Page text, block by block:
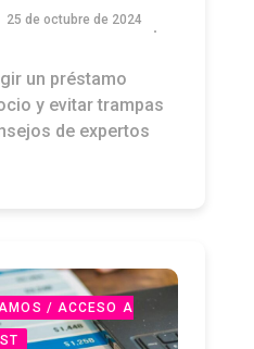
25 de octubre de 2024
un préstamo
y evitar trampas
de expertos
/ ACCESO A